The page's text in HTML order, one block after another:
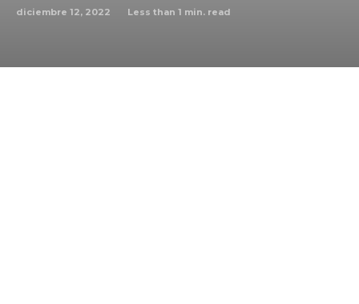
diciembre 12, 2022 Less than 1 min. read